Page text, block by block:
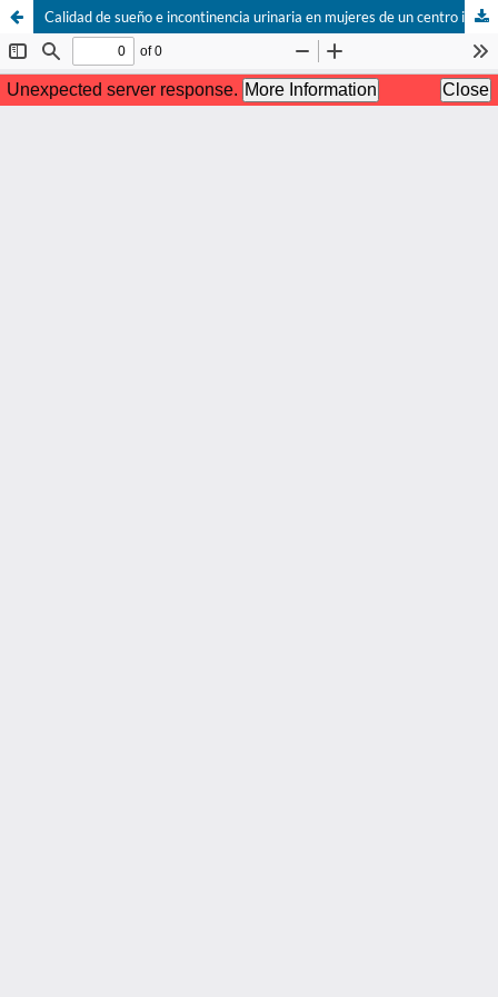
Calidad de sueño e incontinencia urinaria en mujeres de un centro integral del adulto mayor de Ica, Perú.